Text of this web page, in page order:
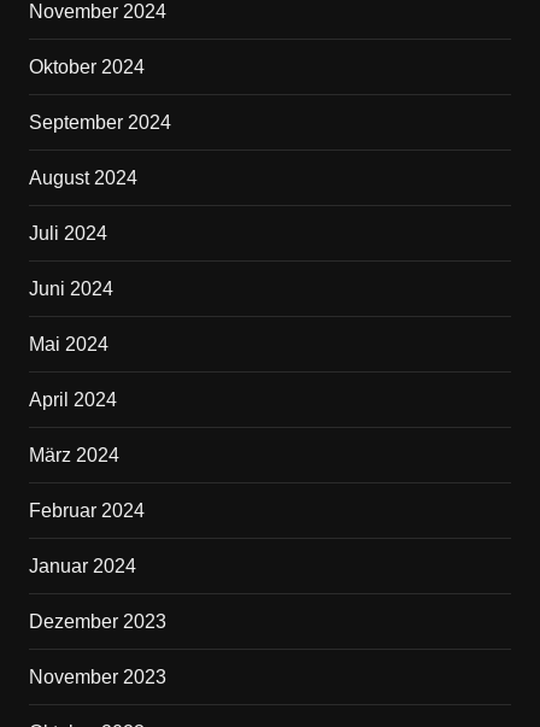
November 2024
Oktober 2024
September 2024
August 2024
Juli 2024
Juni 2024
Mai 2024
April 2024
März 2024
Februar 2024
Januar 2024
Dezember 2023
November 2023